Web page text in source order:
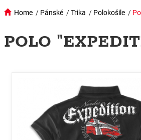
Home / Pánské /Trika / Polokošile /
POLO